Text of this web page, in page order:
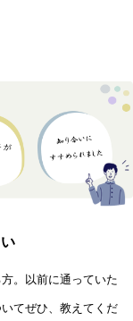
。以前に通っていた
てぜひ、教えてくだ